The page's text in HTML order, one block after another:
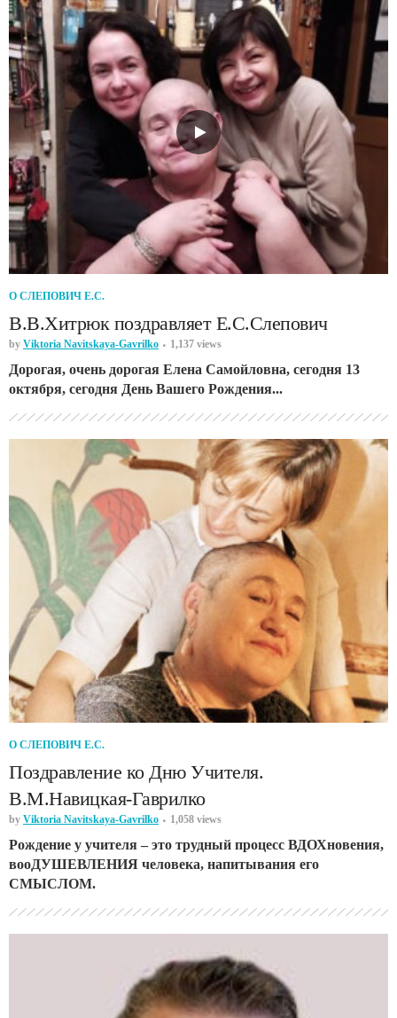
О СЛЕПОВИЧ Е.С.
В.В.Хитрюк поздравляет Е.С.Слепович
by Viktoria Navitskaya-Gavrilko 1,137 views
Дорогая, очень дорогая Елена Самойловна, сегодня 13
октября, сегодня День Вашего Рождения...
О СЛЕПОВИЧ Е.С.
Поздравление ко Дню Учителя.
В.М.Навицкая-Гаврилко
by Viktoria Navitskaya-Gavrilko 1,058 views
Рождение у учителя – это трудный процесс ВДОХновения,
вооДУШЕВЛЕНИЯ человека, напитывания его
СМЫСЛОМ.